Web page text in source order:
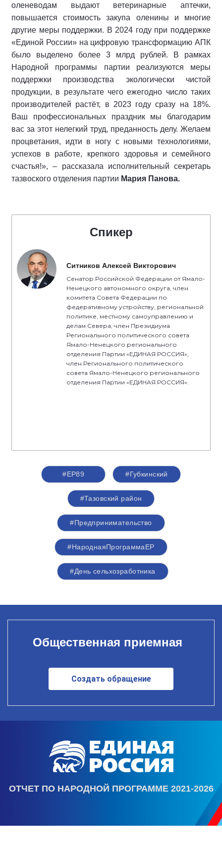
оленеводам выдают ветеринарные аптечки,
повышается стоимость закупа оленины и многие
другие меры поддержки. В 2024 году при поддержке
«Единой России» на цифровую трансформацию АПК
было выделено более 3 млрд рублей. В рамках
Народной программы партии реализуются меры
поддержки производства экологически чистой
продукции, в результате чего ежегодно число таких
производителей растёт, в 2023 году сразу на 18%.
Ваш профессиональных праздник мы благодарим
вас за этот нелегкий труд, преданность делу. Желаем
процветания, идти в ногу с новыми технологиями,
успехов в работе, крепкого здоровья и семейного
счастья!», – рассказала исполнительный секретарь
тазвоского отделения партии Мария Панова.
Спикер
Ситников Алексей Викторович
Сенатор Российской Федерации от Ямало-
Ненецкого автономного округа, член
комитета Совета Федерации по
федеративному устройству, региональной
политике, местному самоуправлению и
делам Севера, член Президиума
Регионального политического совета
Ямало-Ненецкого регионального
отделения Партии «ЕДИНАЯ РОССИЯ»,
член Регионального политического
совета Ямало-Ненецкого регионального
отделения Партии «ЕДИНАЯ РОССИЯ».
#ЕР89 #Губкинский
#Тазовский район
#Предпринимательство
#НароднаяПрограммаЕР
#День сельхозработника
Общественная приемная
Создать обращение
ОТЧЕТ ПО НАРОДНОЙ ПРОГРАММЕ 2021-2026